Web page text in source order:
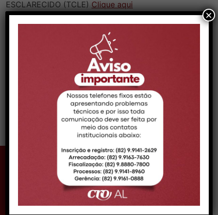
ESCLARECIDO (TCLE) Clique aqui
promovendo a divulgação e convocando os colegas
cirurgiões-dentistas a prestarem sua valorosa
contribuição aos pesquisadores.
VOLTAR
CONTATO MACEIÓ
×